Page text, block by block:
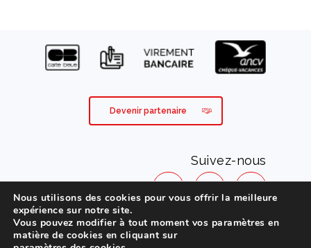
Devenir partenaire
Suivez-nous
Mentions légales
Nous utilisons des cookies pour vous offrir la meilleure
expérience sur notre site.
Vous pouvez modifier à tout moment vos paramètres en
matière de cookies en cliquant sur